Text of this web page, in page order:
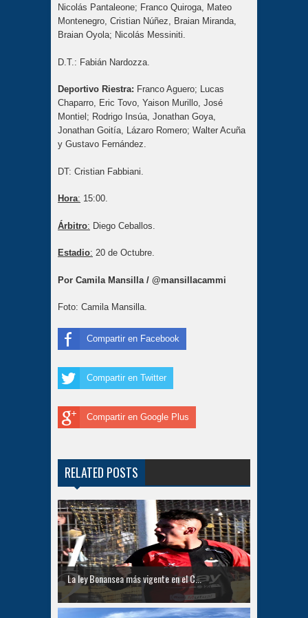
Nicolás Pantaleone; Franco Quiroga, Mateo
Montenegro, Cristian Núñez, Braian Miranda,
Braian Oyola; Nicolás Messiniti.
D.T.: Fabián Nardozza.
Deportivo Riestra: Franco Aguero; Lucas
Chaparro, Eric Tovo, Yaison Murillo, José
Montiel; Rodrigo Insúa, Jonathan Goya,
Jonathan Goitía, Lázaro Romero; Walter Acuña
y Gustavo Fernández.
DT: Cristian Fabbiani.
Hora: 15:00.
Árbitro: Diego Ceballos.
Estadio: 20 de Octubre.
Por Camila Mansilla / @mansillacammi
Foto: Camila Mansilla.
Compartir en Facebook
Compartir en Twitter
Compartir en Google Plus
RELATED POSTS
La ley Bonansea más vigente en el C...